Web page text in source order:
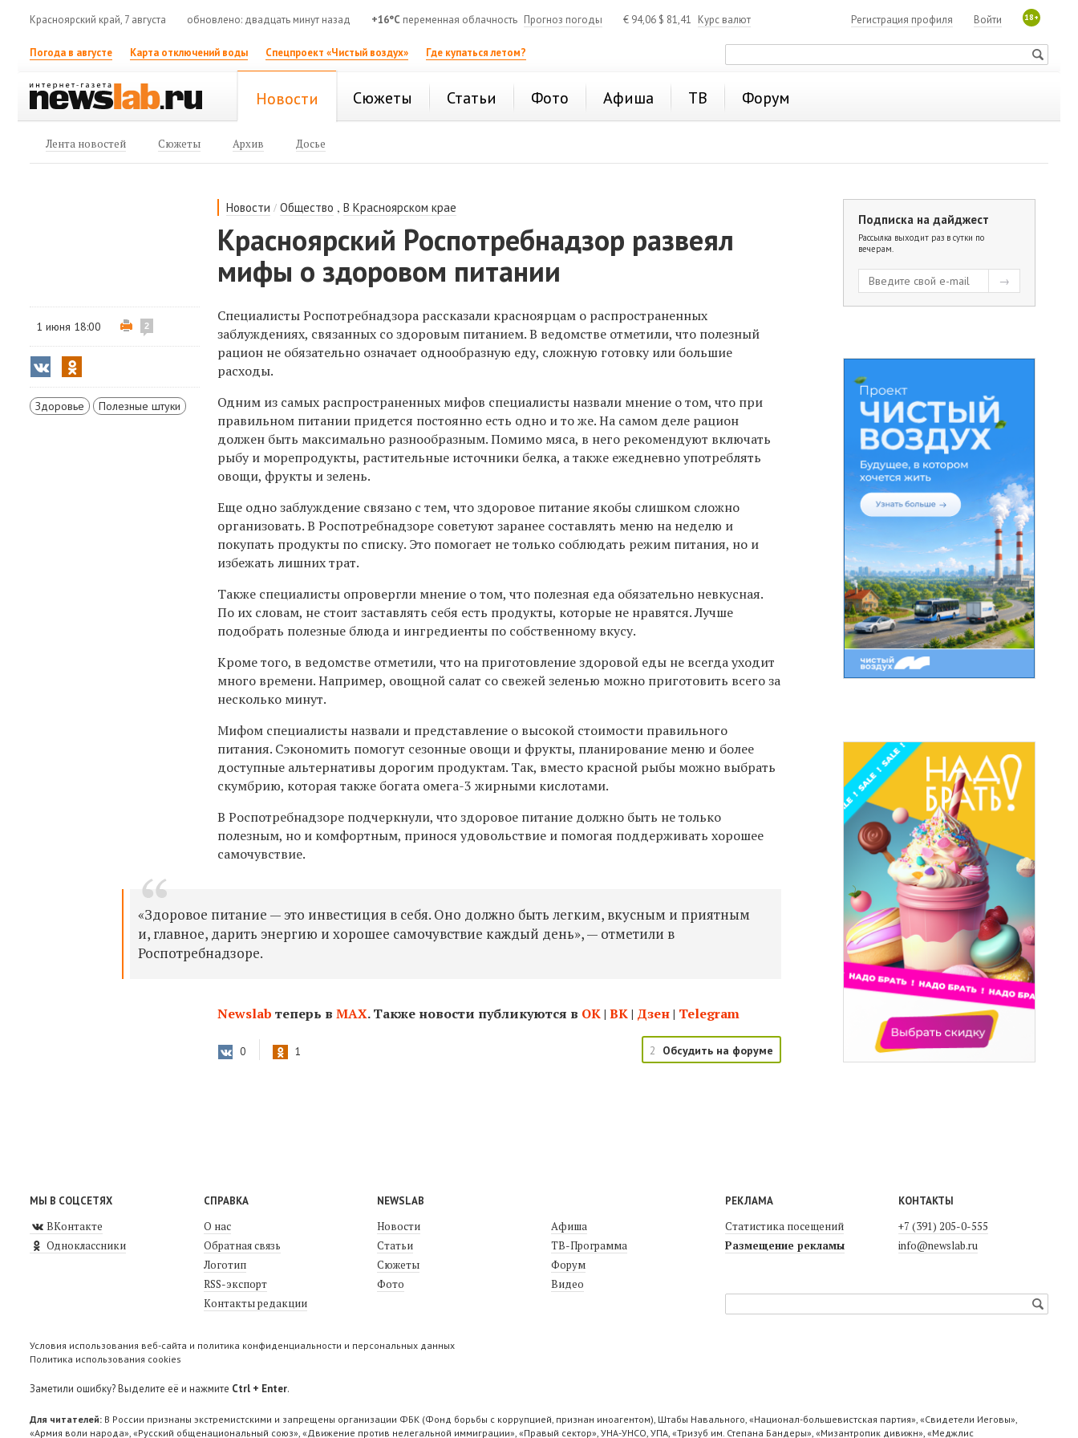
Красноярский край, 7 августа обновлено: двадцать минут назад +16°C переменная облачность Прогноз погоды € 94,06 $ 81,41 Курс валют 18+
Войти
Регистрация профиля
Погода в августе Карта отключений воды Спецпроект «Чистый воздух» Где купаться летом?
Новости Сюжеты Статьи Фото Афиша ТВ Форум
Лента новостей Сюжеты Архив Досье
Новости /Общество ,В Красноярском крае
Красноярский Роспотребнадзор развеял
мифы о здоровом питании
1 июня 18:00 2
Здоровье Полезные штуки
Специалисты Роспотребнадзора рассказали красноярцам о распространенных
заблуждениях, связанных со здоровым питанием. В ведомстве отметили, что полезный
рацион не обязательно означает однообразную еду, сложную готовку или большие
расходы.
Одним из самых распространенных мифов специалисты назвали мнение о том, что при
правильном питании придется постоянно есть одно и то же. На самом деле рацион
должен быть максимально разнообразным. Помимо мяса, в него рекомендуют включать
рыбу и морепродукты, растительные источники белка, а также ежедневно употреблять
овощи, фрукты и зелень.
Еще одно заблуждение связано с тем, что здоровое питание якобы слишком сложно
организовать. В Роспотребнадзоре советуют заранее составлять меню на неделю и
покупать продукты по списку. Это помогает не только соблюдать режим питания, но и
избежать лишних трат.
Также специалисты опровергли мнение о том, что полезная еда обязательно невкусная.
По их словам, не стоит заставлять себя есть продукты, которые не нравятся. Лучше
подобрать полезные блюда и ингредиенты по собственному вкусу.
Кроме того, в ведомстве отметили, что на приготовление здоровой еды не всегда уходит
много времени. Например, овощной салат со свежей зеленью можно приготовить всего за
несколько минут.
Мифом специалисты назвали и представление о высокой стоимости правильного
питания. Сэкономить помогут сезонные овощи и фрукты, планирование меню и более
доступные альтернативы дорогим продуктам. Так, вместо красной рыбы можно выбрать
скумбрию, которая также богата омега-3 жирными кислотами.
В Роспотребнадзоре подчеркнули, что здоровое питание должно быть не только
полезным, но и комфортным, принося удовольствие и помогая поддерживать хорошее
самочувствие.
«Здоровое питание — это инвестиция в себя. Оно должно быть легким, вкусным и приятным
и, главное, дарить энергию и хорошее самочувствие каждый день», — отметили в
Роспотребнадзоре.
Newslab теперь вМАХ. Также новости публикуются в ОК| ВК| Дзен| Telegram
0 1 2 Обсудить на форуме
Подписка на дайджест
Рассылка выходит раз в сутки по
вечерам.
МЫ В СОЦСЕТЯХ
ВКонтакте
Одноклассники
СПРАВКА
О нас
Обратная связь
Логотип
RSS-экспорт
Контакты редакции
NEWSLAB
Новости
Статьи
Сюжеты
Фото
Афиша
ТВ-Программа
Форум
Видео
РЕКЛАМА
Статистика посещений
Размещение рекламы
КОНТАКТЫ
+7 (391) 205-0-555
info@newslab.ru
Условия использования веб-сайта и политика конфиденциальности и персональных данных
Политика использования cookies
Заметили ошибку? Выделите её и нажмите Ctrl + Enter.
Для читателей: В России признаны экстремистскими и запрещены организации ФБК (Фонд борьбы с коррупцией, признан иноагентом), Штабы Навального, «Национал-большевистская партия», «Свидетели Иеговы»,
«Армия воли народа», «Русский общенациональный союз», «Движение против нелегальной иммиграции», «Правый сектор», УНА-УНСО, УПА, «Тризуб им. Степана Бандеры», «Мизантропик дивижн», «Меджлис